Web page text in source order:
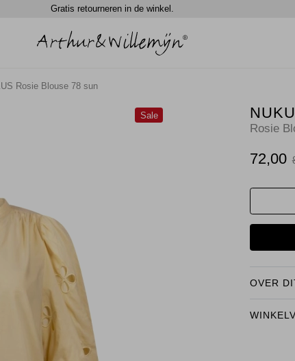
Gratis retourneren in de winkel.
Rosie Blouse 78 sun
Sale
Rosie
72,00
OVER